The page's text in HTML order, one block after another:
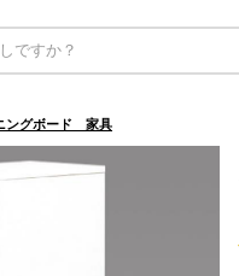
ングボード 家具